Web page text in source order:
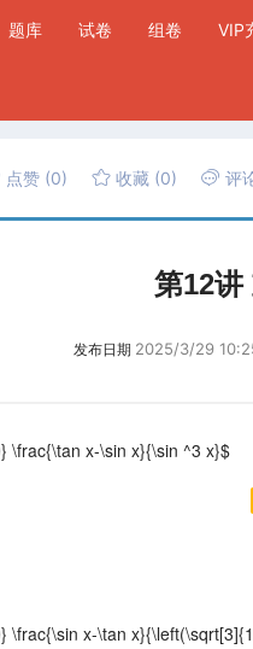
题库 试卷 组卷 VIP
点赞 (0) 收藏 (0) 评
第12讲
发布日期 2025/3/29
\frac{\tan x-\sin x}{\sin ^3 x}$
\frac{\sin x-\tan